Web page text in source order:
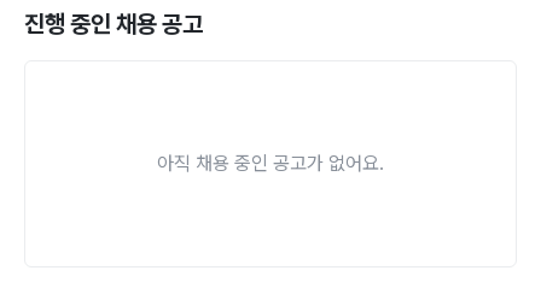
진행 중인 채용 공고
아직 채용 중인 공고가 없어요.